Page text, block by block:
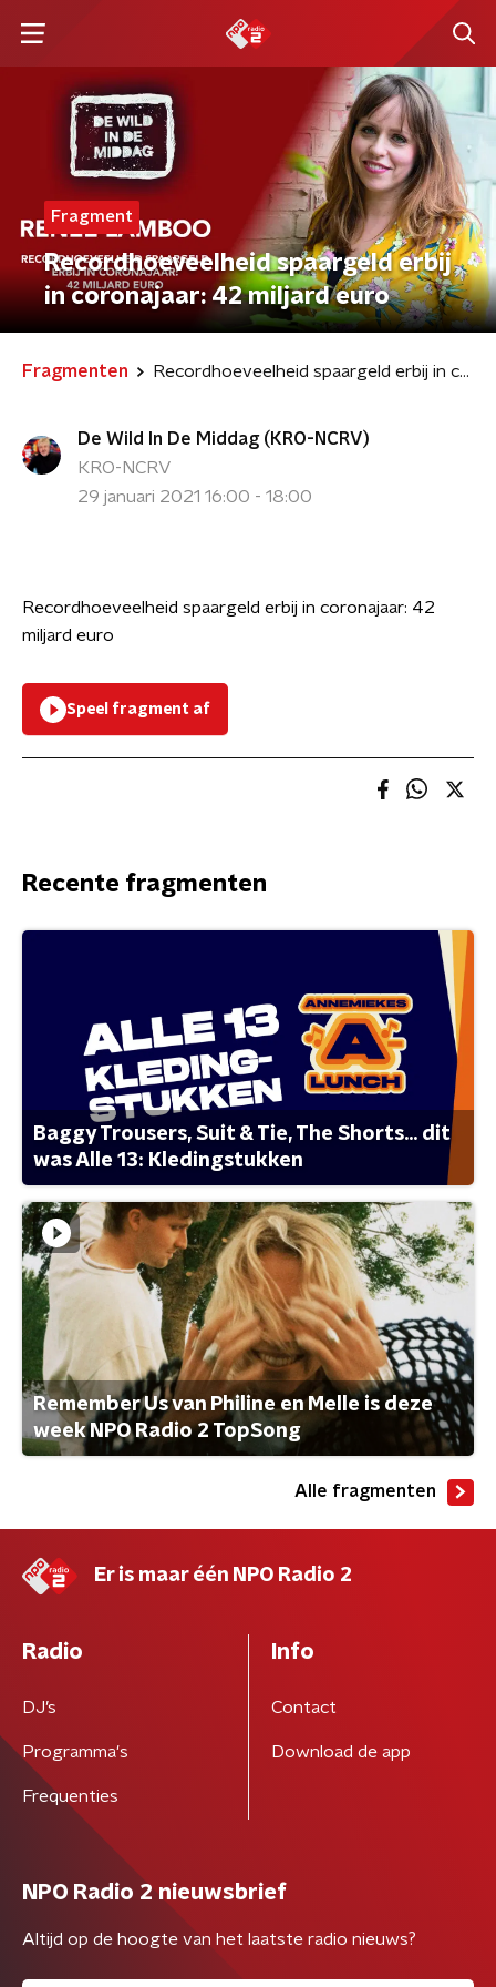
Fragment
Recordhoeveelheid spaargeld erbij
in coronajaar: 42 miljard euro
Fragmenten Recordhoeveelheid spaargeld erbij in coronajaar: 42 miljard euro
De Wild In De Middag (KRO-NCRV)
KRO-NCRV
29 januari 2021 16:00 - 18:00
Recordhoeveelheid spaargeld erbij in coronajaar: 42
miljard euro
Speel fragment af
Recente fragmenten
Baggy Trousers, Suit & Tie, The Shorts... dit
was Alle 13: Kledingstukken
Remember Us van Philine en Melle is deze
week NPO Radio 2 TopSong
Alle fragmenten
Er is maar één NPO Radio 2
Radio
DJ’s
Programma's
Frequenties
Info
Contact
Download de app
NPO Radio 2 nieuwsbrief
Altijd op de hoogte van het laatste radio nieuws?